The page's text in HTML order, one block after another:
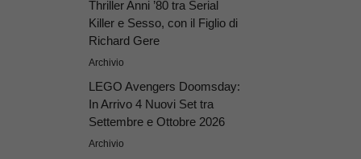
Thriller Anni ’80 tra Serial
Killer e Sesso, con il Figlio di
Richard Gere
Archivio
LEGO Avengers Doomsday:
In Arrivo 4 Nuovi Set tra
Settembre e Ottobre 2026
Archivio